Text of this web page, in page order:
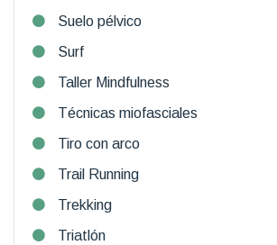
Suelo pélvico
Surf
Taller Mindfulness
Técnicas miofasciales
Tiro con arco
Trail Running
Trekking
Triatlón